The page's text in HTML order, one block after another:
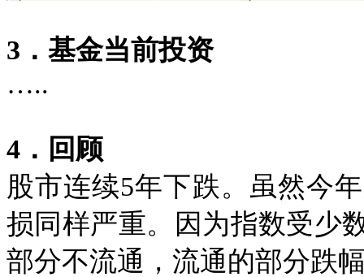
3 ．基金当前投资
…..
4 ．回顾
股市连续5年下跌。虽然今
损同样严重。因为指数受少
部分不流通，流通的部分跌